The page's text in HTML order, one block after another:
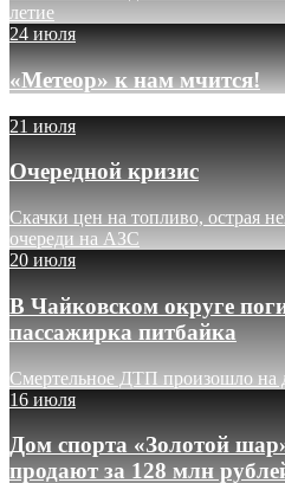
летие
24 июля
«Метеор» к нам мчится!
21 июля
Очередной кризис
Скачки цен на топливо, острая
очереди на АЗС
20 июля
В Чайковском округе
пассажирка питбайка
Смертельное ДТП произошло на
16 июля
Дом спорта «Золотой
продают за 128 млн